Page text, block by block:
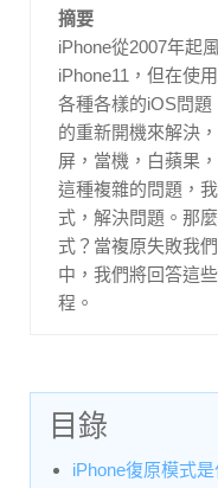
摘要
iPhone從2007年起
iPhone11，但在使
各種各樣的iOS問題
的重新開機來解決
屏，當機，白蘋果
這種複雜的問題，
式，解決問題。那
式？當複原失敗我
中，我們將回答這
程。
目錄
iPhone復原模式是